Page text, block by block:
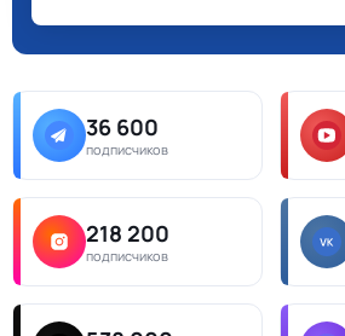
36 600
подписчиков
218 200
подписчиков